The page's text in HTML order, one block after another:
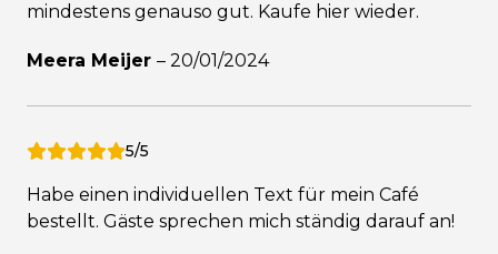
mindestens genauso gut. Kaufe hier wieder.
Meera Meijer – 20/01/2024
5/5
Habe einen individuellen Text für mein Café
bestellt. Gäste sprechen mich ständig darauf an!